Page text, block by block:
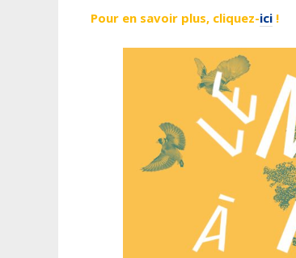
Pour en savoir plus, cliquez-ici !